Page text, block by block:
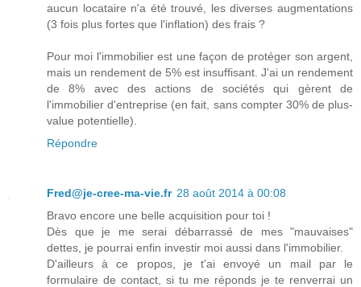
aucun locataire n'a été trouvé, les diverses augmentations
(3 fois plus fortes que l'inflation) des frais ?
Pour moi l'immobilier est une façon de protéger son argent,
mais un rendement de 5% est insuffisant. J'ai un rendement
de 8% avec des actions de sociétés qui gèrent de
l'immobilier d'entreprise (en fait, sans compter 30% de plus-
value potentielle).
Répondre
Fred@je-cree-ma-vie.fr 28 août 2014 à 00:08
Bravo encore une belle acquisition pour toi !
Dès que je me serai débarrassé de mes "mauvaises"
dettes, je pourrai enfin investir moi aussi dans l'immobilier.
D'ailleurs à ce propos, je t'ai envoyé un mail par le
formulaire de contact, si tu me réponds je te renverrai un